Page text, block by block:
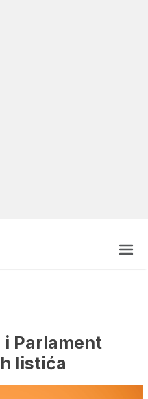
Parlament
listića